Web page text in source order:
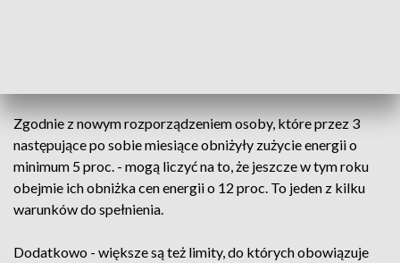
Zgodnie z nowym rozporządzeniem osoby, które przez 3
następujące po sobie miesiące obniżyły zużycie energii o
minimum 5 proc. - mogą liczyć na to, że jeszcze w tym roku
obejmie ich obniżka cen energii o 12 proc. To jeden z kilku
warunków do spełnienia.
Dodatkowo - większe są też limity, do których obowiązuje